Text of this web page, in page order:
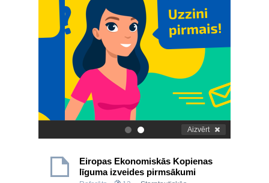
. Aizvērt
Eiropas Ekonomiskās Kopienas
līguma izveides pirmsākumi